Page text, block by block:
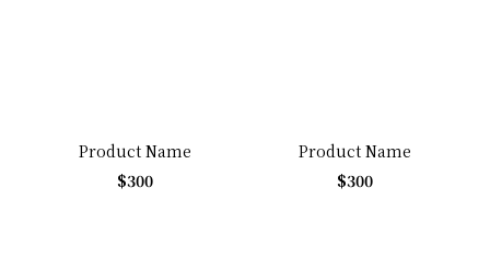
Product Name
$300
Product Name
$300